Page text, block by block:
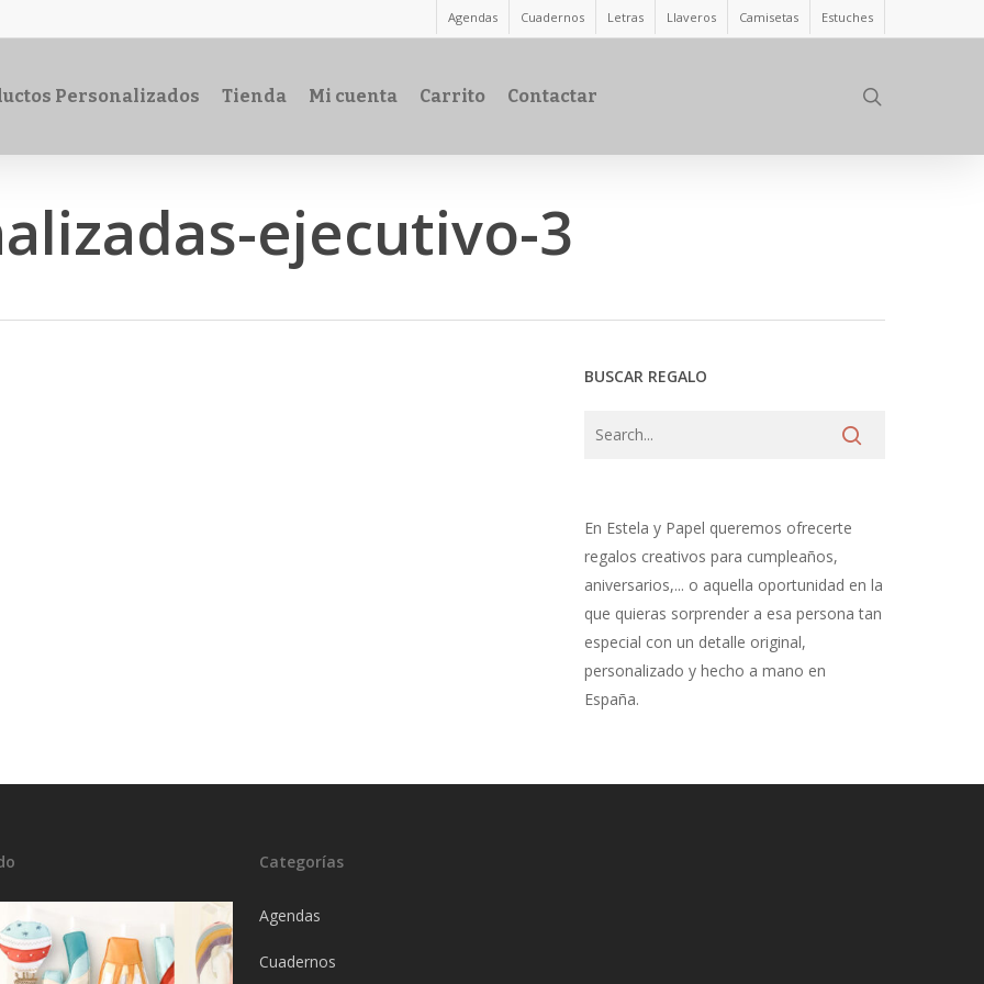
Agendas Cuadernos Letras Llaveros Camisetas Estuches
Personalizados Tienda Mi cuenta Carrito Contactar
ejecutivo-3
BUSCAR REGALO
En Estela y Papel queremos ofrecerte
regalos creativos para cumpleaños,
aniversarios,... o aquella oportunidad en la
que quieras sorprender a esa persona tan
especial con un detalle original,
personalizado y hecho a mano en
España.
Categorías
Agendas
Cuadernos